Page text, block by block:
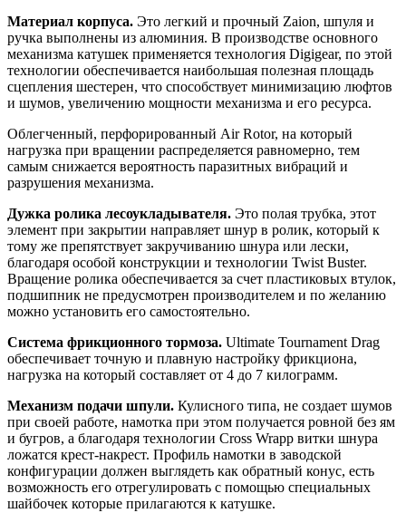
Материал корпуса. Это легкий и прочный Zaion, шпуля и
ручка выполнены из алюминия. В производстве основного
механизма катушек применяется технология Digigear, по этой
технологии обеспечивается наибольшая полезная площадь
сцепления шестерен, что способствует минимизацию люфтов
и шумов, увеличению мощности механизма и его ресурса.
Облегченный, перфорированный Air Rotor, на который
нагрузка при вращении распределяется равномерно, тем
самым снижается вероятность паразитных вибраций и
разрушения механизма.
Дужка ролика лесоукладывателя. Это полая трубка, этот
элемент при закрытии направляет шнур в ролик, который к
тому же препятствует закручиванию шнура или лески,
благодаря особой конструкции и технологии Twist Buster.
Вращение ролика обеспечивается за счет пластиковых втулок,
подшипник не предусмотрен производителем и по желанию
можно установить его самостоятельно.
Система фрикционного тормоза. Ultimate Tournament Drag
обеспечивает точную и плавную настройку фрикциона,
нагрузка на который составляет от 4 до 7 килограмм.
Механизм подачи шпули. Кулисного типа, не создает шумов
при своей работе, намотка при этом получается ровной без ям
и бугров, а благодаря технологии Cross Wrapp витки шнура
ложатся крест-накрест. Профиль намотки в заводской
конфигурации должен выглядеть как обратный конус, есть
возможность его отрегулировать с помощью специальных
шайбочек которые прилагаются к катушке.